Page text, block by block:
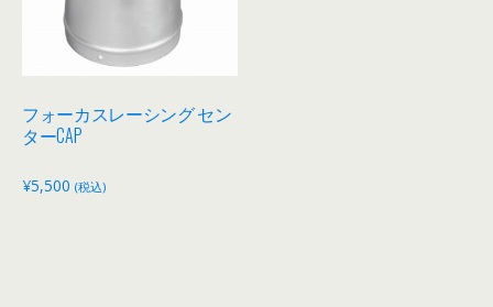
フォーカスレーシング セン
ターCAP
¥5,500 (税込)